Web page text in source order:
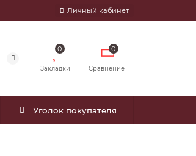
Личный кабинет
0
Закладки
0
Сравнение
Уголок покупателя